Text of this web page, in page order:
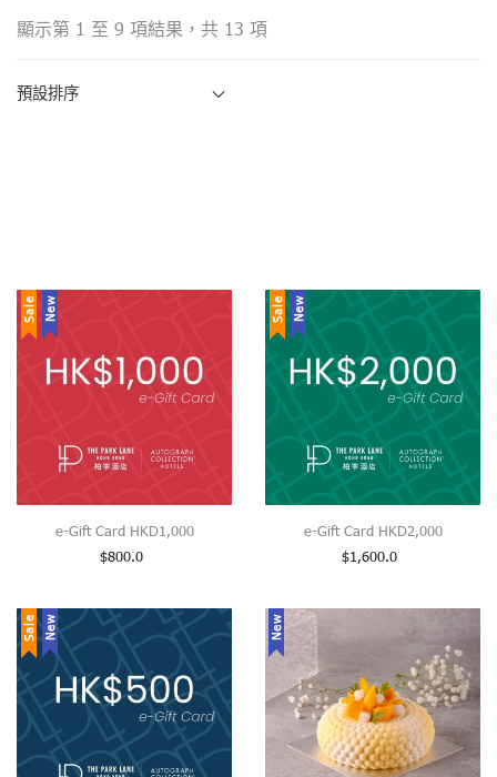
顯示第 1 至 9 項結果，共 13 項
Sale New
e-Gift Card HKD1,000
$800.0
Sale New
e-Gift Card HKD2,000
$1,600.0
Sale New New